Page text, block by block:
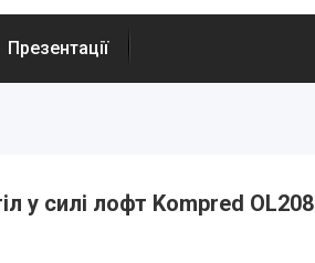
Презентації
у силі лофт Kompred OL208